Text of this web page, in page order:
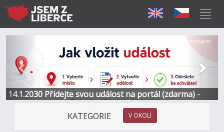
14.1.2030 Přidejte svou událost na portál (zdarma) -
Informace a kontakt
Další
Sponzorováno
KATEGORIE V OKOLÍ